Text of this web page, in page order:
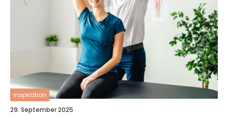
inspiration
29. September 2025